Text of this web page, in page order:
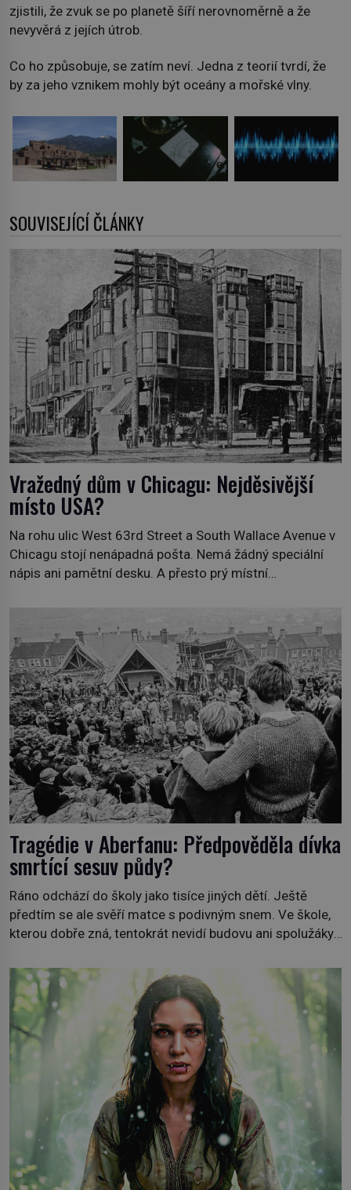
zjistili, že zvuk se po planetě šíří nerovnoměrně a že
nevyvěrá z jejích útrob.
Co ho způsobuje, se zatím neví. Jedna z teorií tvrdí, že
by za jeho vznikem mohly být oceány a mořské vlny.
SOUVISEJÍCÍ ČLÁNKY
Vražedný dům v Chicagu: Nejděsivější
místo USA?
Na rohu ulic West 63rd Street a South Wallace Avenue v
Chicagu stojí nenápadná pošta. Nemá žádný speciální
nápis ani pamětní desku. A přesto prý místní
sídlil sériový vrah H. H. Holmes a také nejpropracovanější
past na lidi v dějinách americké kriminalistiky. Herman
Webster Mudgett (1861–1896) přijíždí […]
Tragédie v Aberfanu: Předpověděla dívka
smrtící sesuv půdy?
Ráno odchází do školy jako tisíce jiných dětí. Ještě
předtím se ale svěří matce s podivným snem. Ve škole,
kterou dobře zná, tentokrát nevidí budovu ani spolužáky.
později je mrtvá. Mohla devítiletá Zahlédla vlastní
osud? Dne 21. října 1966 se velšská vesnice Aberfan […]